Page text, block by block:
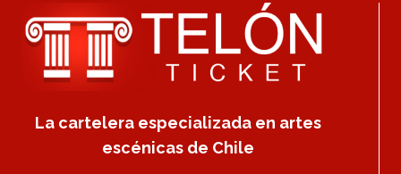
La cartelera especializada en artes
escénicas de Chile